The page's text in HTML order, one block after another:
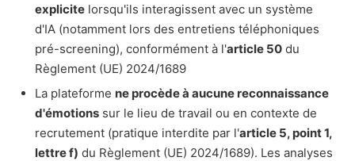
explicite lorsqu'ils interagissent avec un système
d'IA (notamment lors des entretiens téléphoniques
pré-screening), conformément à l'article 50 du
Règlement (UE) 2024/1689
La plateforme ne procède à aucune reconnaissance
d'émotions sur le lieu de travail ou en contexte de
recrutement (pratique interdite par l'article 5, point 1,
lettre f) du Règlement (UE) 2024/1689). Les analyses